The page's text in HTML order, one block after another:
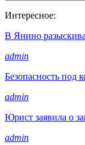
Интересное:
В Янино
admin
Безопасность
admin
Юрист заявила о
admin